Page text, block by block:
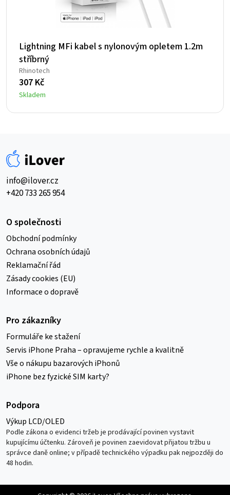
Lightning MFi kabel s nylonovým opletem 1.2m
stříbrný
Rhinotech
307 Kč
Skladem
info@ilover.cz
+420 733 265 954
O společnosti
Obchodní podmínky
Ochrana osobních údajů
Reklamační řád
Zásady cookies (EU)
Informace o dopravě
Pro zákazníky
Formuláře ke stažení
Servis iPhone Praha – opravujeme rychle a kvalitně
Vše o nákupu bazarových iPhonů
iPhone bez fyzické SIM karty?
Podpora
Výkup LCD/OLED
Podle zákona o evidenci tržeb je prodávající povinen vystavit
kupujícímu účtenku. Zároveň je povinen zaevidovat přijatou tržbu u
správce daně online; v případě technického výpadku pak nejpozději do
48 hodin.